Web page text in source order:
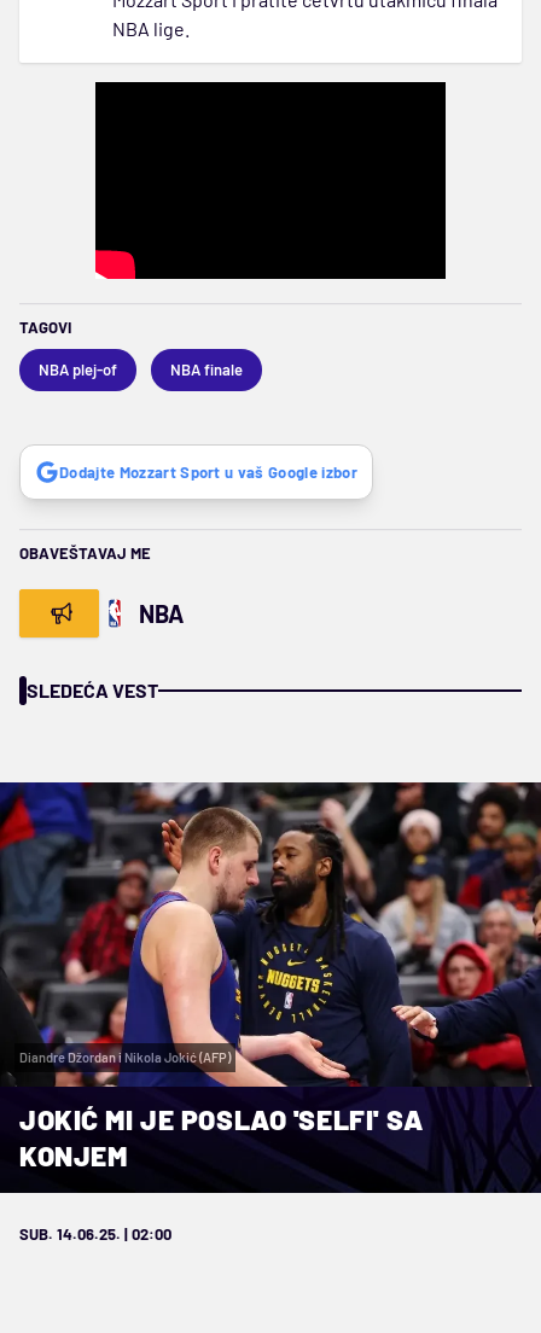
NBA lige.
TAGOVI
NBA plej-of NBA finale
Dodajte Mozzart Sport u vaš Google izbor
OBAVEŠTAVAJ ME
NBA
SLEDEĆA VEST
Diandre Džordan i Nikola Jokić (AFP)
JOKIĆ MI JE POSLAO 'SELFI' SA
KONJEM
SUB. 14.06.25. | 02:00